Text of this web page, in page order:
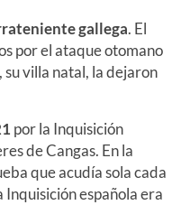
gallega. El
por el ataque otomano
villa natal, la dejaron
por la Inquisición
de Cangas. En la
que acudía sola cada
Inquisición española era